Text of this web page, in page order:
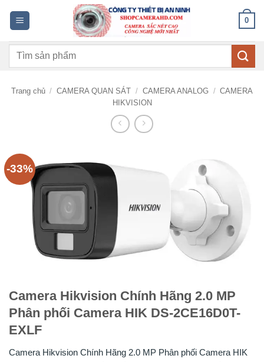
dung
0
Tìm
Trang chủ / CAMERA QUAN SÁT / CAMERA ANALOG / CAMERA
HIKVISION
-33%
Camera Hikvision Chính Hãng 2.0 MP
Phân phối Camera HIK DS-2CE16D0T-
EXLF
Camera Hikvision Chính Hãng 2.0 MP Phân phối Camera HIK